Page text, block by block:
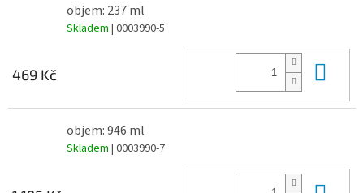
objem: 237 ml
Skladem | 0003990-5
469 Kč
objem: 946 ml
Skladem | 0003990-7